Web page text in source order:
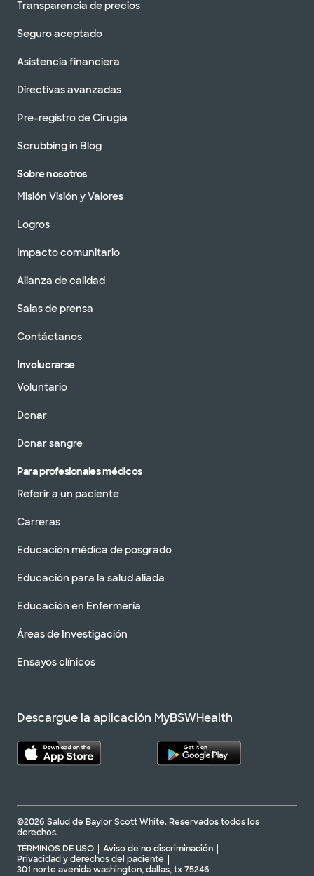
Transparencia de precios
Seguro aceptado
Asistencia financiera
Directivas avanzadas
Pre-registro de Cirugía
Scrubbing in Blog
Sobre nosotros
Misión Visión y Valores
Logros
Impacto comunitario
Alianza de calidad
Salas de prensa
Contáctanos
Involucrarse
Voluntario
Donar
Donar sangre
Para profesionales médicos
Referir a un paciente
Carreras
Educación médica de posgrado
Educación para la salud aliada
Educación en Enfermería
Áreas de Investigación
Ensayos clínicos
Descargue la aplicación MyBSWHealth
©2026 Salud de Baylor Scott White. Reservados todos los
derechos.
TÉRMINOS DE USO
Aviso de no discriminación
Privacidad y derechos del paciente
301 norte avenida washington, dallas, tx 75246